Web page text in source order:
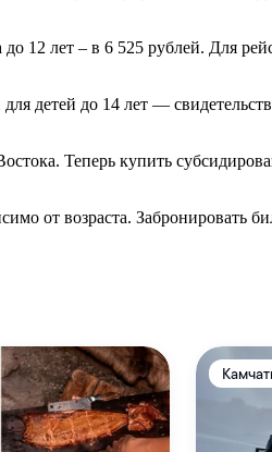
12 лет – в 6 525 рублей. Для
детей до 14 лет —
Теперь купить
от возраста. Забронировать